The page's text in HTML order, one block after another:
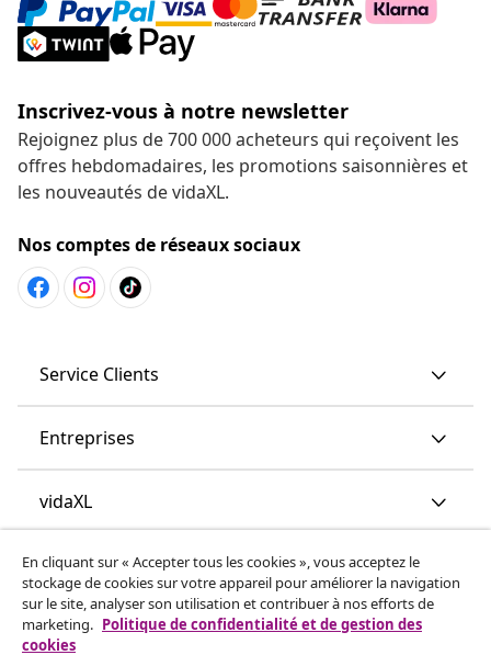
Inscrivez-vous à notre newsletter
Rejoignez plus de 700 000 acheteurs qui reçoivent les
offres hebdomadaires, les promotions saisonnières et
les nouveautés de vidaXL.
Nos comptes de réseaux sociaux
Service Clients
Entreprises
vidaXL
More content links
En cliquant sur « Accepter tous les cookies », vous acceptez le
stockage de cookies sur votre appareil pour améliorer la navigation
sur le site, analyser son utilisation et contribuer à nos efforts de
marketing. Politique de confidentialité et de gestion des
cookies